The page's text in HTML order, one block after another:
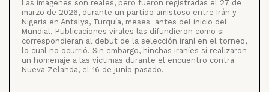
Las imágenes son reales, pero fueron registradas el 27 de
marzo de 2026, durante un partido amistoso entre Irán y
Nigeria en Antalya, Turquía, meses antes del inicio del
Mundial. Publicaciones virales las difundieron como si
correspondieran al debut de la selección iraní en el torneo,
lo cual no ocurrió. Sin embargo, hinchas iraníes sí realizaron
un homenaje a las víctimas durante el encuentro contra
Nueva Zelanda, el 16 de junio pasado.